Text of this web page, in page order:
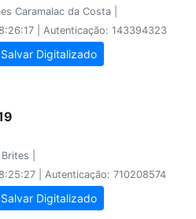
Caramalac da Costa |
| Autenticação: 143394323
Salvar Digitalizado
|
| Autenticação: 710208574
Salvar Digitalizado